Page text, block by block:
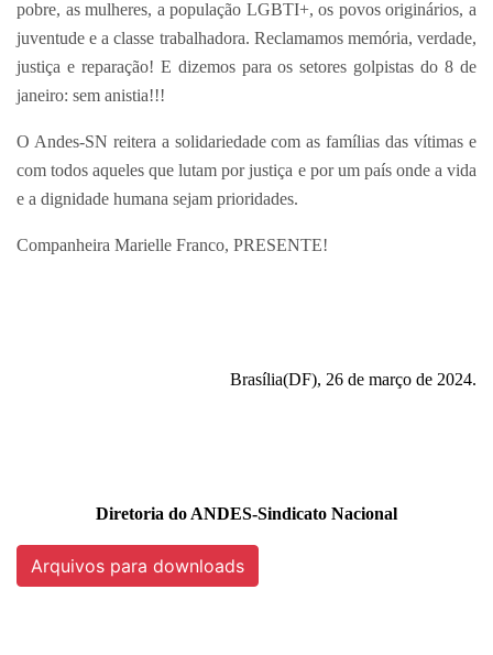
pobre, as mulheres, a população LGBTI+, os povos originários, a
juventude e a classe trabalhadora. Reclamamos memória, verdade,
justiça e reparação! E dizemos para os setores golpistas do 8 de
janeiro: sem anistia!!!
O Andes-SN reitera a solidariedade com as famílias das vítimas e
com todos aqueles que lutam por justiça e por um país onde a vida
e a dignidade humana sejam prioridades.
Companheira Marielle Franco, PRESENTE!
Brasília(DF), 26 de março de 2024.
Diretoria do ANDES-Sindicato Nacional
Arquivos para downloads